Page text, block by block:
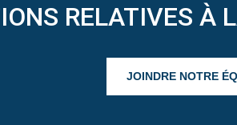
RELATIVES À
JOINDRE NOTRE